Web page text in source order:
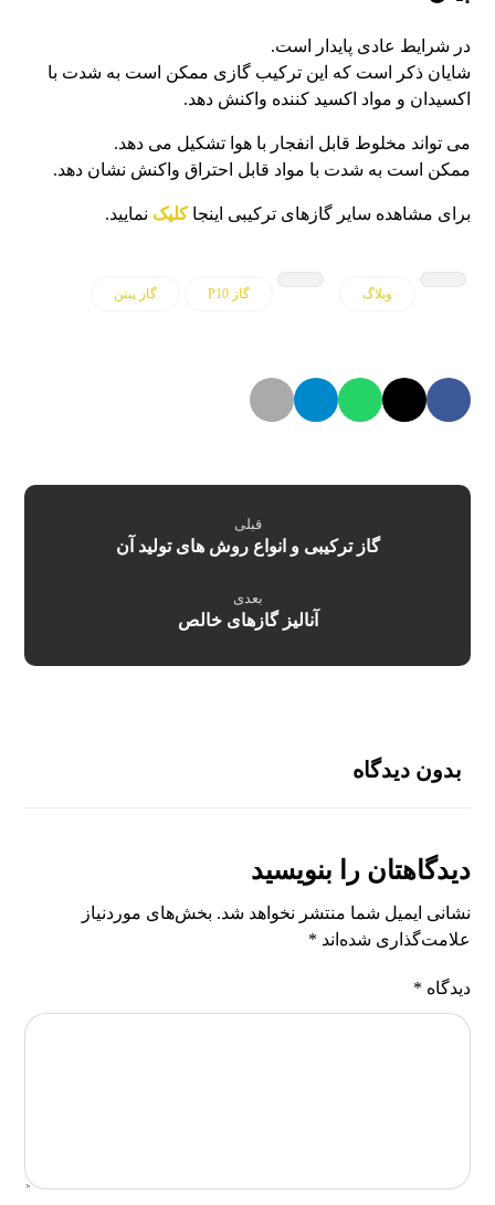
در شرایط عادی پایدار است.
شایان ذکر است که این ترکیب گازی ممکن است به شدت با
اکسیدان و مواد اکسید کننده واکنش دهد.
می تواند مخلوط قابل انفجار با هوا تشکیل می دهد.
ممکن است به شدت با مواد قابل احتراق واکنش نشان دهد.
برای مشاهده سایر گازهای ترکیبی اینجاکلیک نمایید.
وبلاگ گاز P10 گاز پیتن
قبلی
گاز ترکیبی و انواع روش های تولید آن
بعدی
آنالیز گازهای خالص
بدون دیدگاه
دیدگاهتان را بنویسید
نشانی ایمیل شما منتشر نخواهد شد. بخش‌های موردنیاز
علامت‌گذاری شده‌اند *
دیدگاه *